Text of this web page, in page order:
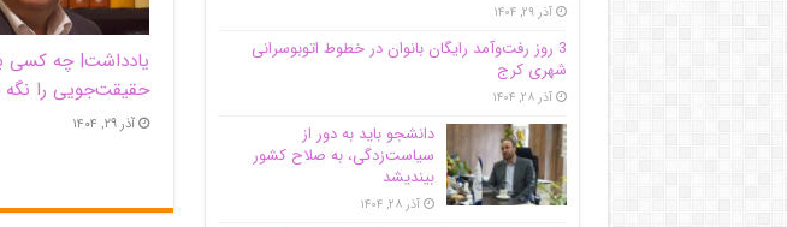
یادداشت| ‌چه کسی
حقیقت‌جویی را نگه
آذر ۲۹, ۱۴۰۴
آذر ۲۹, ۱۴۰۴
3 روز رفت‌وآمد رایگان بانوان در خطوط اتوبوسرانی
شهری کرج
آذر ۲۸, ۱۴۰۴
دانشجو باید به دور از
سیاست‌زدگی، به صلاح کشور
بیندیشد
آذر ۲۸, ۱۴۰۴